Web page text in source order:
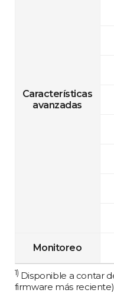
Características
avanzadas
Monitoreo
1) Disponible a contar
firmware más reciente)